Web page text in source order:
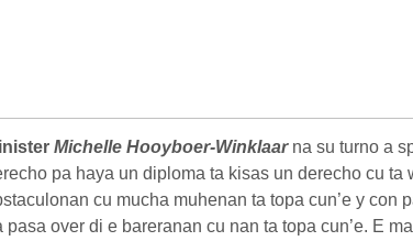
Michelle Hooyboer-Winklaar na su turno a
pa haya un diploma ta kisas un derecho cu ta
cu mucha muhenan ta topa cun’e y con
pasa over di e bareranan cu nan ta topa cun’e. E